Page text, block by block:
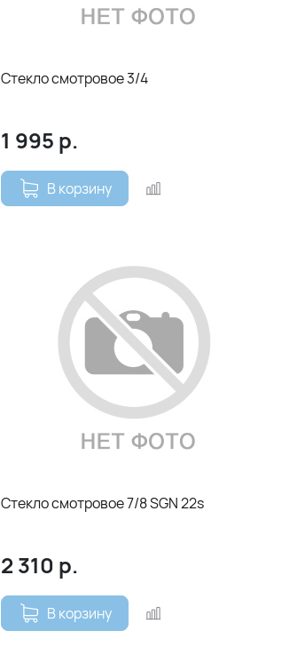
Стекло смотровое 3/4
1 995 р.
В корзину
Стекло смотровое 7/8 SGN 22s
2 310 р.
В корзину